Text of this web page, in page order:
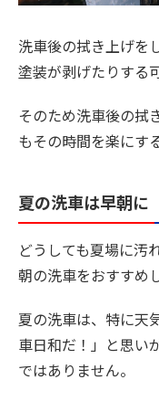
洗車後の拭き上げを
塗装が剥げたりする
そのため洗車後の拭
もその時間を楽にす
夏の洗車は早朝に
どうしても夏場に汚
朝の洗車をおすすめ
夏の洗車は、特に天
車日和だ！」と思い
ではありません。